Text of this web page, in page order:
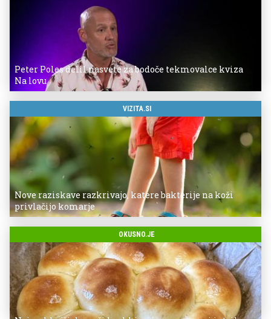
Peter Poles delil nasvete za bodoče tekmovalce kviza
Na lovu
VIZITA.SI
Nove raziskave razkrivajo, katere bakterije na koži
privlačijo komarje
OKUSNO.JE